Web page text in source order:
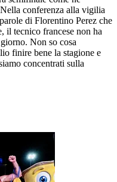
conferenza alla vigilia
di Florentino Perez che
il tecnico francese non ha
Non so cosa
finire bene la stagione e
concentrati sulla